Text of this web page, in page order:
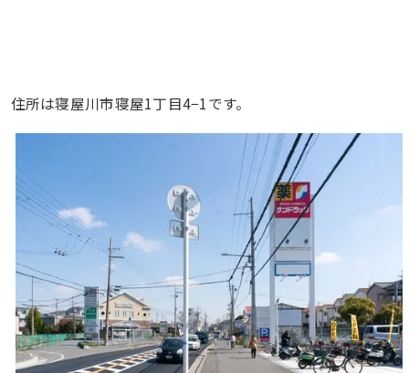
住所は寝屋川市寝屋1丁目4−1です。